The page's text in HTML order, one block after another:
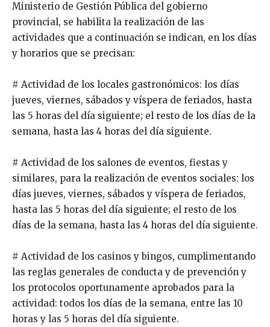
Ministerio de Gestión Pública del gobierno
provincial, se habilita la realización de las
actividades que a continuación se indican, en los días
y horarios que se precisan:
# Actividad de los locales gastronómicos: los días
jueves, viernes, sábados y víspera de feriados, hasta
las 5 horas del día siguiente; el resto de los días de la
semana, hasta las 4 horas del día siguiente.
# Actividad de los salones de eventos, fiestas y
similares, para la realización de eventos sociales: los
días jueves, viernes, sábados y víspera de feriados,
hasta las 5 horas del día siguiente; el resto de los
días de la semana, hasta las 4 horas del día siguiente.
# Actividad de los casinos y bingos, cumplimentando
las reglas generales de conducta y de prevención y
los protocolos oportunamente aprobados para la
actividad: todos los días de la semana, entre las 10
horas y las 5 horas del día siguiente.